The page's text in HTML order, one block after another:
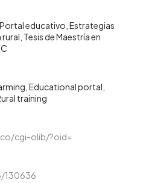
Portal educativo Estrategias
Tesis de Maestría en
Educational portal
training
cgi-olib/?oid=
130636